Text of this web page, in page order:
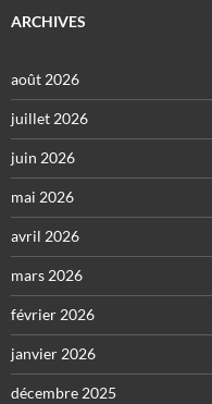
ARCHIVES
août 2026
juillet 2026
juin 2026
mai 2026
avril 2026
mars 2026
février 2026
janvier 2026
décembre 2025